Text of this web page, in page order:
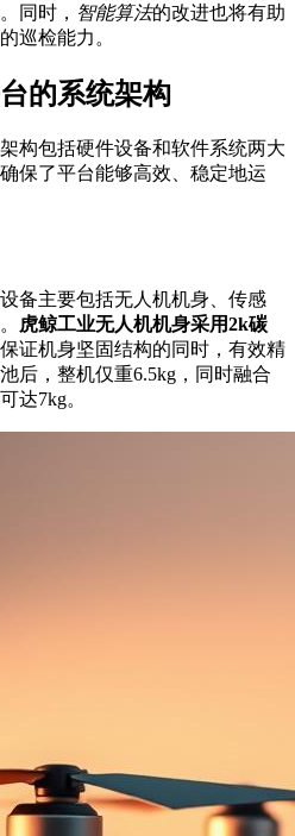
同时， 智能算法的改进也将有助
巡检能力。
的系统架构
构包括硬件设备和软件系统两大
保了平台能够高效、稳定地运
备主要包括无人机机身、传感
虎鲸工业无人机机身采用2k碳
保证机身坚固结构的同时，有效精
后，整机仅重6.5kg，同时融合
达7kg。